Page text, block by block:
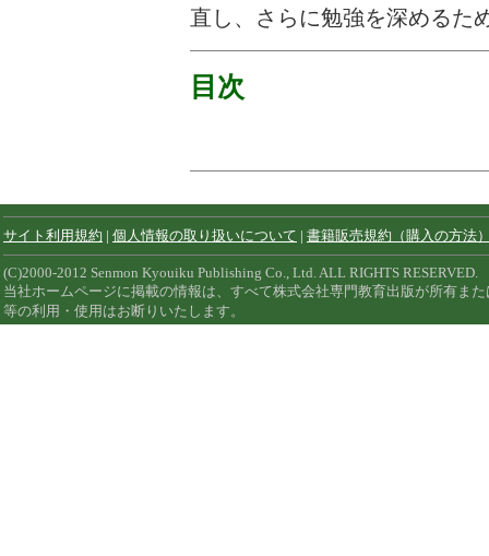
直し、さらに勉強を深めるた
目次
サイト利用規約 | 個人情報の取り扱いについて | 書籍販売規約（購入の方法
(C)2000-2012 Senmon Kyouiku Publishing Co., Ltd. ALL RIGHTS RESERVED.
当社ホームページに掲載の情報は、すべて株式会社専門教育出版が所有ま
等の利用・使用はお断りいたします。